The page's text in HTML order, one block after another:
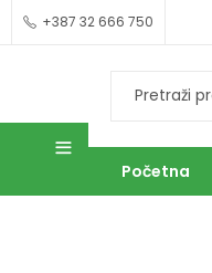
+387 32 666 750
Početna